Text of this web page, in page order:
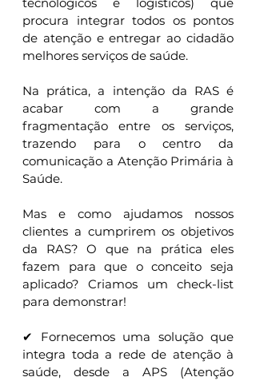
procura integrar todos os pontos
de atenção e entregar ao cidadão
melhores serviços de saúde.
Na prática, a intenção da RAS é
acabar com a grande
fragmentação entre os serviços,
trazendo para o centro da
comunicação a Atenção Primária à
Saúde.
Mas e como ajudamos nossos
clientes a cumprirem os objetivos
da RAS? O que na prática eles
fazem para que o conceito seja
aplicado? Criamos um check-list
para demonstrar!
✔ Fornecemos uma solução que
integra toda a rede de atenção à
saúde, desde a APS (Atenção